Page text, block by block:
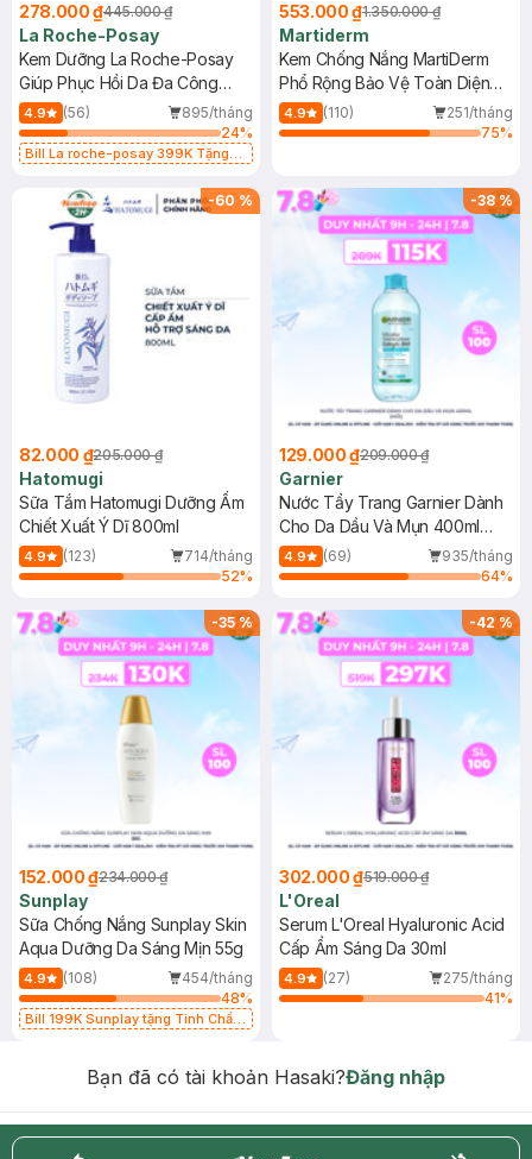
278.000 ₫445.000 ₫
La Roche-Posay
Kem Dưỡng La Roche-Posay
Giúp Phục Hồi Da Đa Công
Dụng 40ml
4.9 (56)
895/tháng
24%
Bill La roche-posay 399K Tặng
(SL có hạn)
553.000 ₫1.350.000 ₫
Martiderm
Kem Chống Nắng MartiDerm
Phổ Rộng Bảo Vệ Toàn Diện
40ml
4.9 (110)
251/tháng
75%
-60 %
82.000 ₫205.000 ₫
Hatomugi
Sữa Tắm Hatomugi Dưỡng Ẩm
Chiết Xuất Ý Dĩ 800ml
4.9 (123)
714/tháng
52%
-38%
129.000 ₫209.000 ₫
Garnier
Nước Tẩy Trang Garnier Dành
Cho Da Dầu Và Mụn 400ml
(Mới)
4.9 (69)
935/tháng
64%
-35%
152.000 ₫234.000 ₫
Sunplay
Sữa Chống Nắng Sunplay Skin
Aqua Dưỡng Da Sáng Mịn 55g
4.9 (108)
454/tháng
48%
Bill 199K Sunplay tặng Tinh Chất
-42%
302.000 ₫519.000 ₫
L'Oreal
Serum L'Oreal Hyaluronic Acid
Cấp Ẩm Sáng Da 30ml
4.9 (27)
275/tháng
41%
Bạn đã có tài khoản Hasaki?Đăng nhập